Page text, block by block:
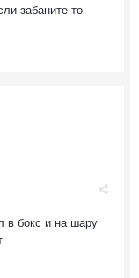
забаните то
в бокс и на шару